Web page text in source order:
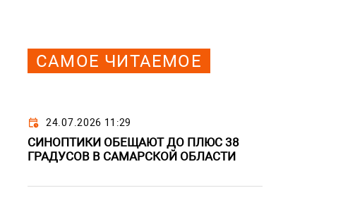
САМОЕ ЧИТАЕМОЕ
24.07.2026 11:29
СИНОПТИКИ ОБЕЩАЮТ ДО ПЛЮС 38
ГРАДУСОВ В САМАРСКОЙ ОБЛАСТИ